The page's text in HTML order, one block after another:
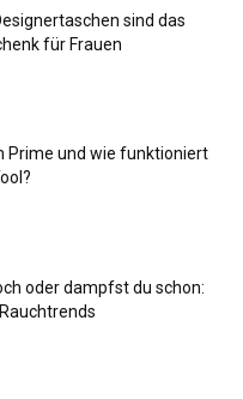
sind das
für Frauen
Prime und wie funktioniert
oder dampfst du schon: